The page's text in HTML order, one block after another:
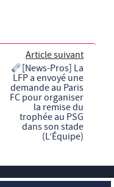
Article suivant
[News-Pros] La
LFP a envoyé une
demande au Paris
FC pour organiser
la remise du
trophée au PSG
dans son stade
(L’Équipe)